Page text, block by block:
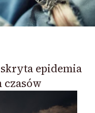
epidemia
czasów